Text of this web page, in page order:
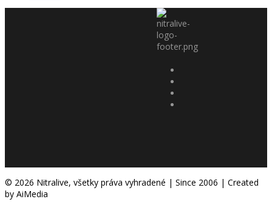
© 2026 Nitralive, všetky práva vyhradené | Since 2006 | Created
by AiMedia